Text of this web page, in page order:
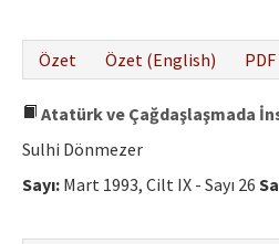
Özet
Özet (English) PDF
Atatürk ve Çağdaşlaşmada
Sulhi Dönmezer
Sayı: Mart 1993, Cilt IX - Sayı 26